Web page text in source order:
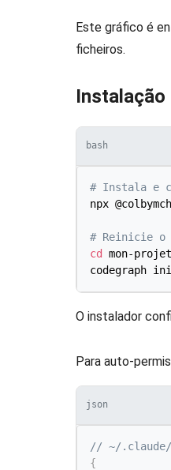
Este gráfico é
ficheiros.
bash
# Instala e
npx
# Reinicie o
cd
mon-
codegraph
O instalador
Para auto-
json
// ~/
{